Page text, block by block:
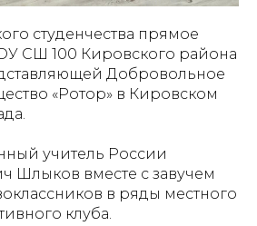
студенчества прямое
СШ 100 Кировского района
Добровольное
«Ротор» в Кировском
учитель России
Шлыков вместе с завучем
в ряды местного
клуба.